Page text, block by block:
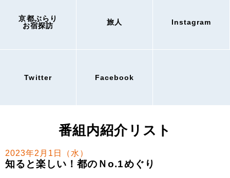
京都ぶらり
お宿探訪
旅人 Instagram
Twitter Facebook
番組内紹介リスト
2023年2月1日（水）
知ると楽しい！都のＮo.1めぐり